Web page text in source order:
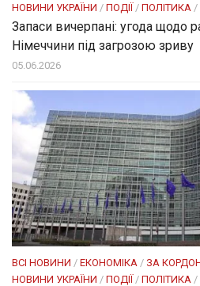
НОВИНИ УКРАЇНИ / ПОДІЇ/ ПОЛІТИКА /
Запаси вичерпані: угода щодо
Німеччини під загрозою зриву
05.06.2026
ВСІ НОВИНИ / ЕКОНОМІКА / ЗА
НОВИНИ УКРАЇНИ / ПОДІЇ/ ПОЛІТИКА /